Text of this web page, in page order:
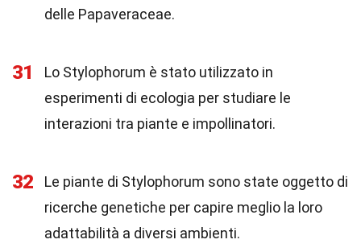
delle Papaveraceae.
31
Lo Stylophorum è stato utilizzato in
esperimenti di ecologia per studiare le
interazioni tra piante e impollinatori.
32
Le piante di Stylophorum sono state oggetto di
ricerche genetiche per capire meglio la loro
adattabilità a diversi ambienti.